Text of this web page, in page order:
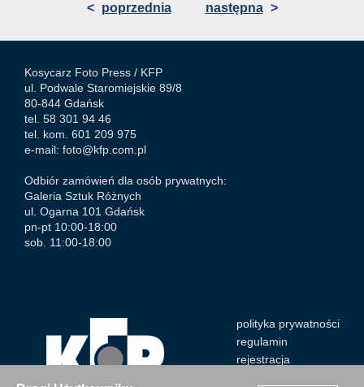
< poprzednia następna >
Kosycarz Foto Press / KFP
ul. Podwale Staromiejskie 89/8
80-844 Gdańsk
tel. 58 301 94 46
tel. kom. 601 209 975
e-mail: foto@kfp.com.pl
Odbiór zamówień dla osób prywatnych:
Galeria Sztuk Różnych
ul. Ogarna 101 Gdańsk
pn-pt 10:00-18:00
sob. 11:00-18:00
polityka prywatności
regulamin
rejestracja